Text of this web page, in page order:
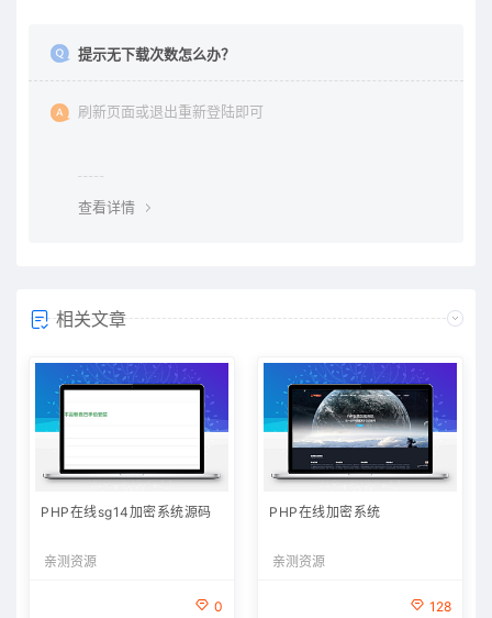
提示无下载次数怎么办？
刷新页面或退出重新登陆即可
查看详情
相关文章
PHP在线sg14加密系统源码
亲测资源
0
PHP在线加密系统
亲测资源
128